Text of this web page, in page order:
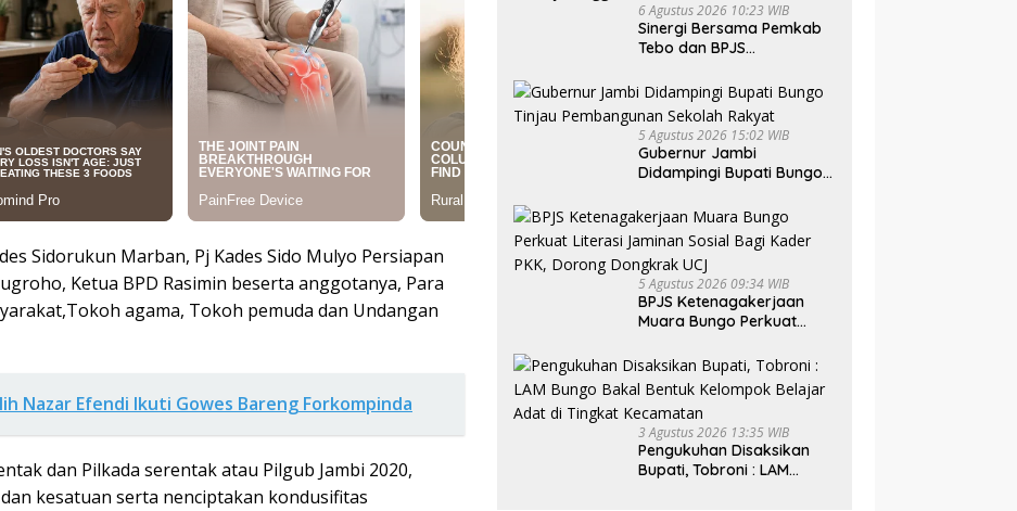
Sidorukun Marban, Pj Kades Sido Mulyo Persiapan
Ketua BPD Rasimin beserta anggotanya, Para
agama, Tokoh pemuda dan Undangan
Nazar Efendi Ikuti Gowes Bareng Forkompinda
dan Pilkada serentak atau Pilgub Jambi 2020,
kesatuan serta nenciptakan kondusifitas
6 Agustus 2026 10:23 WIB
Sinergi Bersama Pemkab
Tebo dan BPJS
Perlindungan Pekerja
hingga ke Desa
5 Agustus 2026 15:02 WIB
Gubernur Jambi
Didampingi Bupati Bungo
Sekolah Rakyat
5 Agustus 2026 09:34 WIB
BPJS Ketenagakerjaan
Muara Bungo Perkuat
Bagi Kader PKK, Dorong
Dongkrak UCJ
3 Agustus 2026 13:35 WIB
Pengukuhan Disaksikan
Bupati, Tobroni : LAM